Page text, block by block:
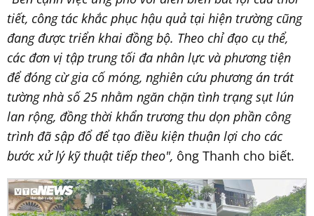
tiết, công tác khắc phục hậu quả tại hiện trường cũng
đang được triển khai đồng bộ. Theo chỉ đạo cụ thể,
các đơn vị tập trung tối đa nhân lực và phương tiện
để đóng cừ gia cố móng, nghiên cứu phương án trát
tường nhà số 25 nhằm ngăn chặn tình trạng sụt lún
lan rộng, đồng thời khẩn trương thu dọn phần công
trình đã sập đổ để tạo điều kiện thuận lợi cho các
bước xử lý kỹ thuật tiếp theo", ông Thanh cho biết.